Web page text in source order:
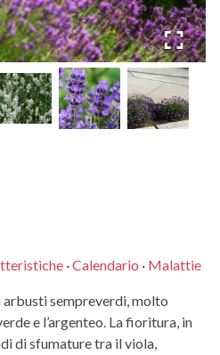
·Calendario · Malattie
sempreverdi, molto
e l’argenteo. La fioritura, in
di sfumature tra il viola,